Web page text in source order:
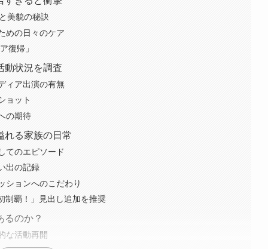
美貌の秘訣
めの日々のケア
復帰」
動状況を調査
ィア出演の有無
ョット
の期待
れる家族の日常
てのエピソード
出の記録
ションへのこだわり
制覇！」見出し追加を推奨
るのか？
な活動再開